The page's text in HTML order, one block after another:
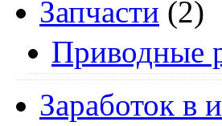
Запчасти (2)
Приводные
Заработок в